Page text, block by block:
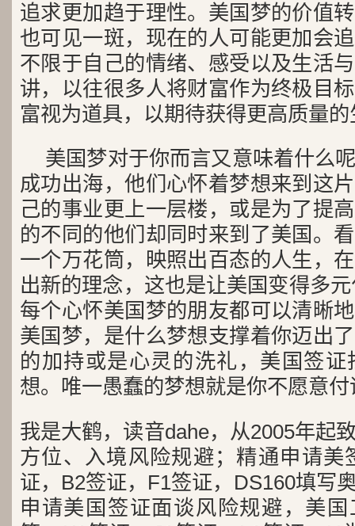
追求更加趋于理性。美国梦的价值
也可见一斑，现在的人可能更加会
不限于自己的情绪、感受以及生活
讲，以往很多人将财富作为终极目
富视为道具，以期待获得更高质量
美国梦对于你而言又意味着什么
成功出海，他们心怀着梦想来到这
己的事业更上一层楼，或是为了提
的不同的他们却同时来到了美国。
一个万花筒，映照出百态的人生，
出新的理念，这也是让美国变得多
每个心怀美国梦的朋友都可以清晰
美国梦，是什么梦想支撑着你迈出
的加持或是心灵的洗礼，美国签
想。唯一愚蠢的梦想就是你不愿意
我是大鹤，读音dahe，从2005年起
方位、入境风险规避；精通申请美
证，B2签证，F1签证，DS160填写
申请美国签证面谈风险规避，美